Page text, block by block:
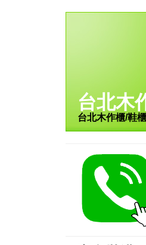
台北木
台北木作櫃/鞋